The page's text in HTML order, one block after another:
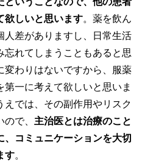
欲しいと思います。薬を飲ん
差がありますし、日常生活
れてしまうこともあると思
わりはないですから、服薬
一に考えて欲しいと思いま
では、その副作用やリスク
で、 主治医とは治療のこと
コミュニケーションを大切
す。